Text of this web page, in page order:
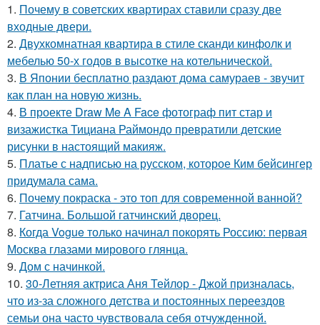
1. Почему в советских квартирах ставили сразу две
входные двери.
2. Двухкомнатная квартира в стиле сканди кинфолк и
мебелью 50-х годов в высотке на котельнической.
3. В Японии бесплатно раздают дома самураев - звучит
как план на новую жизнь.
4. В проекте Draw Me A Face фотограф пит стар и
визажистка Тициана Раймондо превратили детские
рисунки в настоящий макияж.
5. Платье с надписью на русском, которое Ким бейсингер
придумала сама.
6. Почему покраска - это топ для современной ванной?
7. Гатчина. Большой гатчинский дворец.
8. Когда Vogue только начинал покорять Россию: первая
Москва глазами мирового глянца.
9. Дом с начинкой.
10. 30-Летняя актриса Аня Тейлор - Джой призналась,
что из-за сложного детства и постоянных переездов
семьи она часто чувствовала себя отчужденной.